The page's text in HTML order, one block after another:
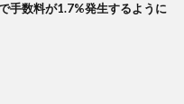
手数料が1.7%発生するように